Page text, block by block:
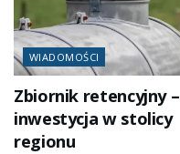
WIADOMOŚCI
Zbiornik retencyjny –
inwestycja w stolicy
regionu